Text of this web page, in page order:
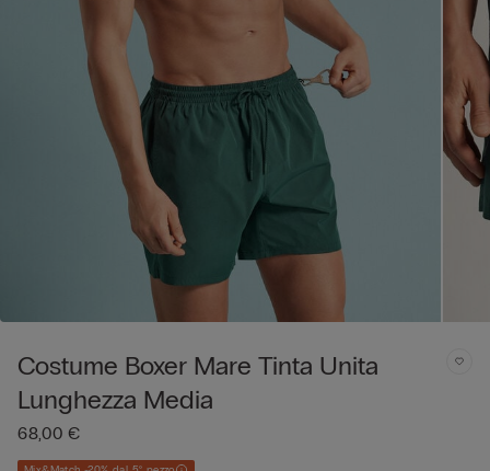
Costume Boxer Mare Tinta Unita
Lunghezza Media
68,00 €